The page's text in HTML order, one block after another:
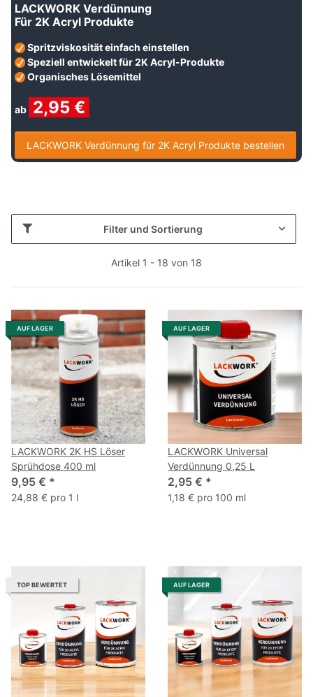
LACKWORK Verdünnung
Für 2K Acryl Produkte
Spritzviskosität einfach einstellen
Speziell entwickelt für 2K Acryl-Produkte
Organisches Lösemittel
ab 2,95 €
LACKWORK Verdünnung für 2K Acryl Produkte bestellen
Filter und Sortierung
Artikel 1 - 18 von 18
AUF LAGER
LACKWORK 2K HS Löser
Sprühdose 400 ml
9,95 € *
24,88 € pro 1 l
AUF LAGER
LACKWORK Universal
Verdünnung 0,25 L
2,95 € *
1,18 € pro 100 ml
TOP BEWERTET AUF LAGER